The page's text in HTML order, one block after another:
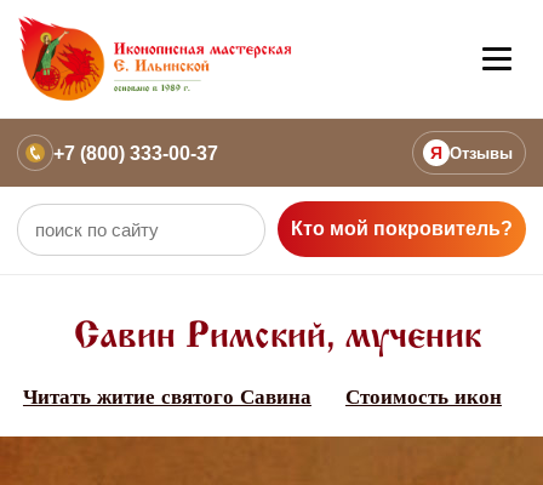
+7 (800) 333-00-37 Я Отзывы
Кто мой покровитель?
Савин Римский, мученик
Читать житие святого Савина Стоимость икон